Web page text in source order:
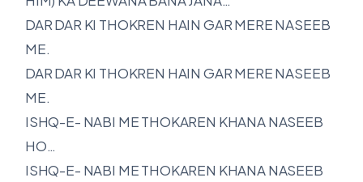
DAR DAR KI THOKREN HAIN GAR MERE NASEEB
ME.
DAR DAR KI THOKREN HAIN GAR MERE NASEEB
ME.
ISHQ-E- NABI ME THOKAREN KHANA NASEEB
HO…
ISHQ-E- NABI ME THOKAREN KHANA NASEEB